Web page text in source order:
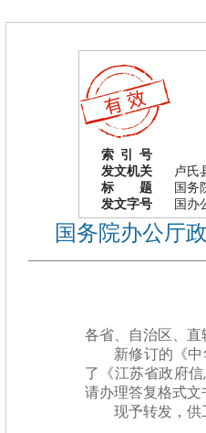
索 引 号
发文机关
卢氏
标 题
国务
发文字号
国办
国务院办公厅
各省、自治区、直
新修订的《
了《江苏省政府
请办理答复格式文
现予转发，供